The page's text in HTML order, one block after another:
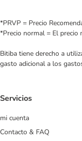
*PRVP = Precio
*Precio normal = El
Bitiba tiene derecho a
gasto adicional a los
Servicios
mi cuenta
Contacto & FAQ